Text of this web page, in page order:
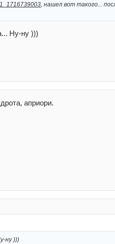
, нашел вот такого...
Ну-ну )))
априори.
ну )))